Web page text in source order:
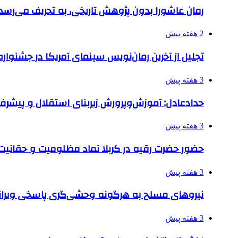
رمان عاشورا بدون پژوهش تاریخی، به تحریف
2 هفته پیش
تجلیل از آخرین رمان‌نویس سینمای آمریکا در
3 هفته پیش
حدادعادل: آموزش‌وپرورش زیربنای استقلال و
3 هفته پیش
حضور حضرت رقیه در کربلا نماد مظلومیت و حقانیت
3 هفته پیش
نیروهای مسلح به هرگونه وحشی‌گری پاسخی
3 هفته پیش